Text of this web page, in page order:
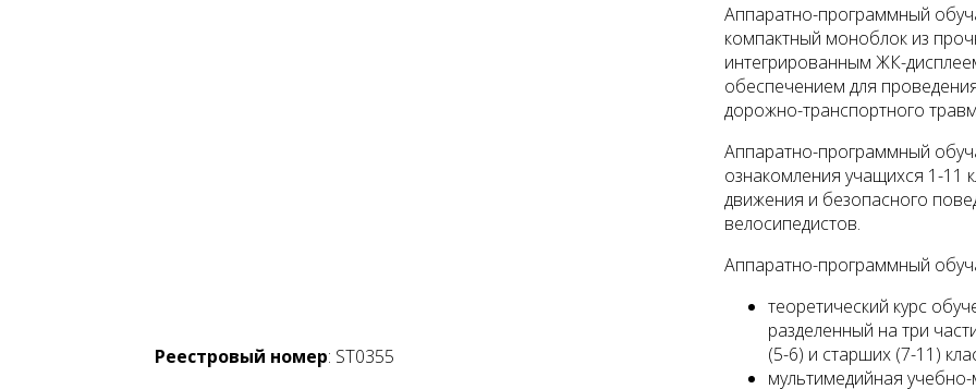
Реестровый номер: ST0355
Аппаратно-программный
компактный моноблок из
интегрированным ЖК-
обеспечением для
дорожно-транспортного
Аппаратно-программный
ознакомления учащихся 1-11
движения и безопасного
велосипедистов.
Аппаратно-программный
теоретический курс
разделенный на три
(5-6) и старших (7-11)
мультимедийная